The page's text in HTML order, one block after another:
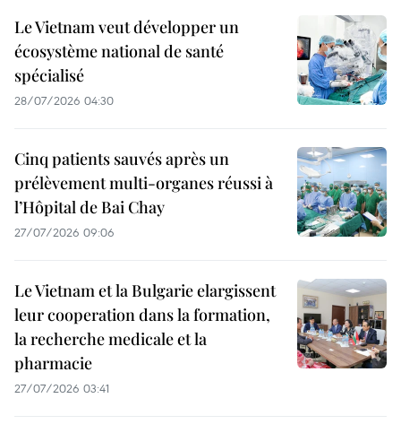
Le Vietnam veut développer un
écosystème national de santé
spécialisé
28/07/2026 04:30
Cinq patients sauvés après un
prélèvement multi-organes réussi à
l’Hôpital de Bai Chay
27/07/2026 09:06
Le Vietnam et la Bulgarie elargissent
leur cooperation dans la formation,
la recherche medicale et la
pharmacie
27/07/2026 03:41